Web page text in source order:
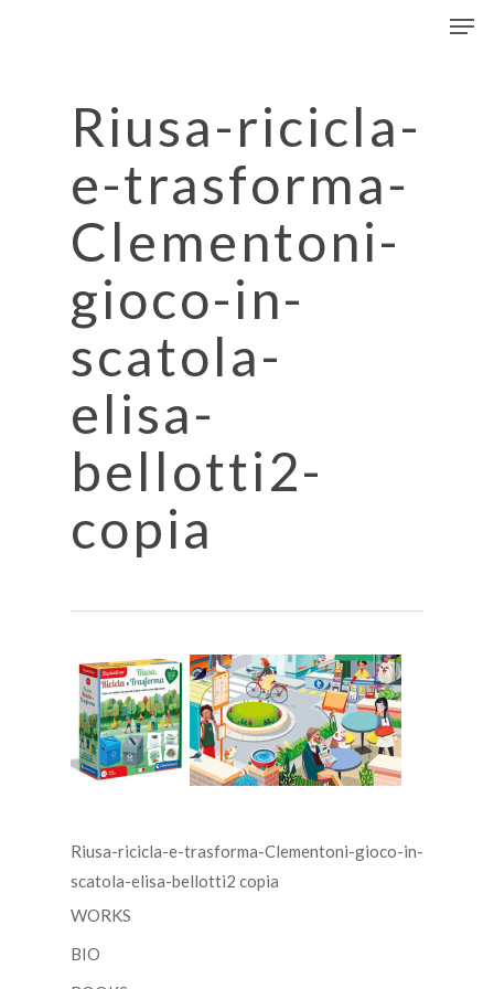
Riusa-ricicla-
e-trasforma-
Clementoni-
gioco-in-
scatola-
elisa-
bellotti2-
copia
Riusa-ricicla-e-trasforma-Clementoni-gioco-in-
scatola-elisa-bellotti2 copia
WORKS
BIO